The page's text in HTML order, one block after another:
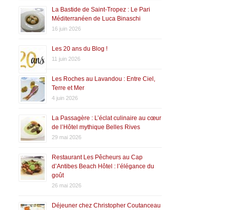
La Bastide de Saint-Tropez : Le Pari
Méditerranéen de Luca Binaschi
16 juin 2026
Les 20 ans du Blog !
11 juin 2026
Les Roches au Lavandou : Entre Ciel,
Terre et Mer
4 juin 2026
La Passagère : L’éclat culinaire au cœur
de l’Hôtel mythique Belles Rives
29 mai 2026
Restaurant Les Pêcheurs au Cap
d’Antibes Beach Hôtel : l’élégance du
goût
26 mai 2026
Déjeuner chez Christopher Coutanceau